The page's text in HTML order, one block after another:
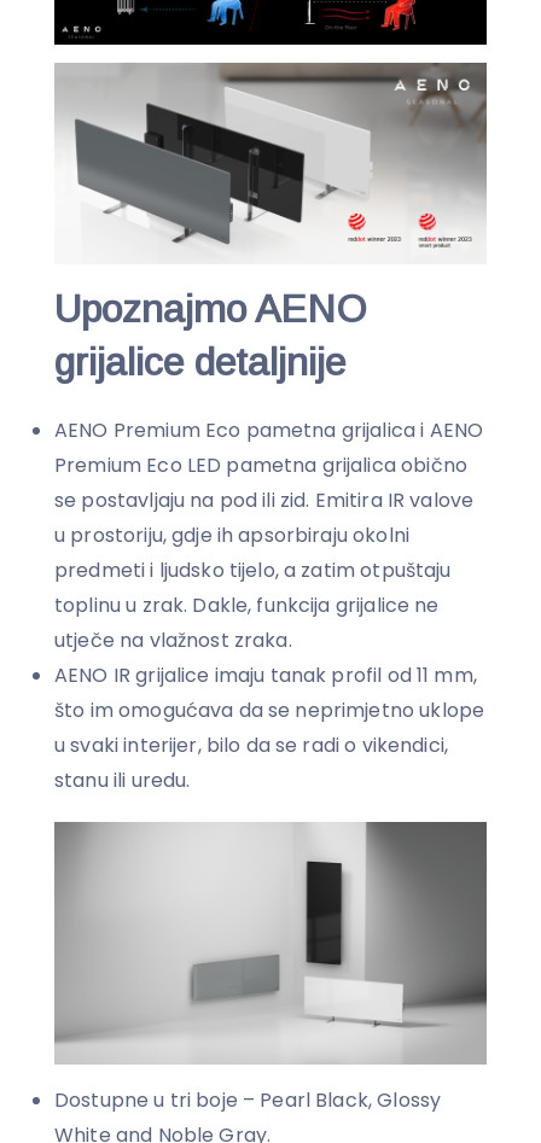
Upoznajmo AENO
grijalice detaljnije
AENO Premium Eco pametna grijalica i AENO
Premium Eco LED pametna grijalica obično
se postavljaju na pod ili zid. Emitira IR valove
u prostoriju, gdje ih apsorbiraju okolni
predmeti i ljudsko tijelo, a zatim otpuštaju
toplinu u zrak. Dakle, funkcija grijalice ne
utječe na vlažnost zraka.
AENO IR grijalice imaju tanak profil od 11 mm,
što im omogućava da se neprimjetno uklope
u svaki interijer, bilo da se radi o vikendici,
stanu ili uredu.
Dostupne u tri boje – Pearl Black, Glossy
White and Noble Gray.